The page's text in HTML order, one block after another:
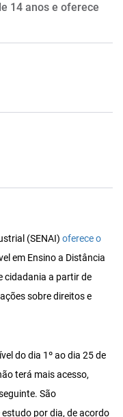
14 anos e oferece
(SENAI) oferece o
em Ensino a Distância
cidadania a partir de
sobre direitos e
do dia 1º ao dia 25 de
terá mais acesso,
São
por dia, de acordo